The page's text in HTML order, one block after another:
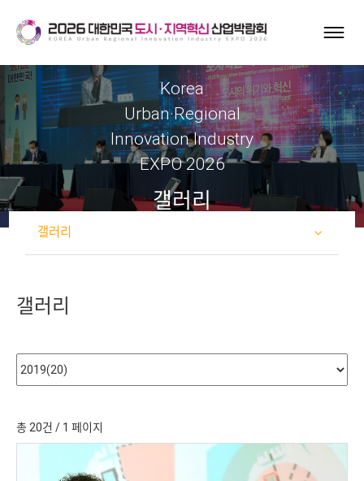
Korea
Urban·Regional
Innovation Industry
EXPO 2026
갤러리
갤러리
갤러리
총 20건 / 1 페이지